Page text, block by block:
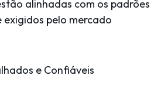
alinhadas com os padrões
pelo mercado
e Confiáveis